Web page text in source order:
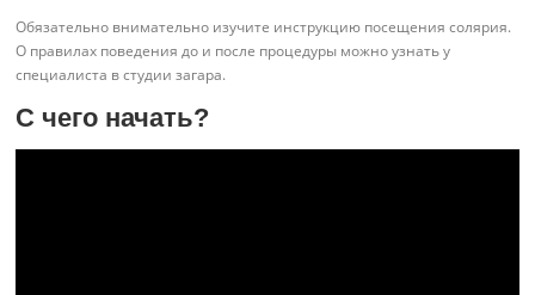
Обязательно внимательно изучите инструкцию посещения солярия.
О правилах поведения до и после процедуры можно узнать у
специалиста в студии загара.
С чего начать?